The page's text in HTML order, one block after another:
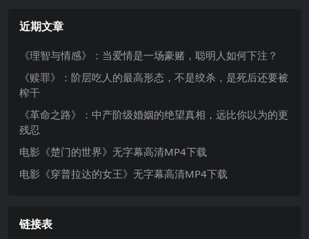
近期文章
《理智与情感》：当爱情是一场豪赌，聪明人如何下注？
《赎罪》：阶层吃人的最高形态，不是绞杀，是死后还要被
榨干
《革命之路》：中产阶级婚姻的绝望真相，远比你以为的更
残忍
电影《楚门的世界》无字幕高清MP4下载
电影《穿普拉达的女王》无字幕高清MP4下载
链接表